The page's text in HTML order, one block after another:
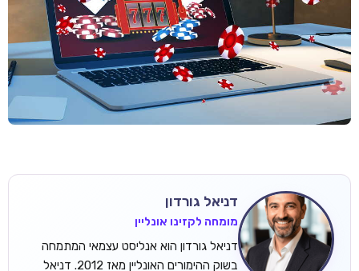
דניאל גורדון
מומחה לקזינו אונליין
דניאל גורדון הוא אנליסט עצמאי המתמחה
בשוק ההימורים האונליין מאז 2012. דניאל